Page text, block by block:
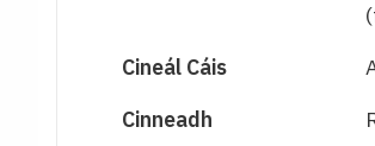
Cineál Cáis
Cinneadh